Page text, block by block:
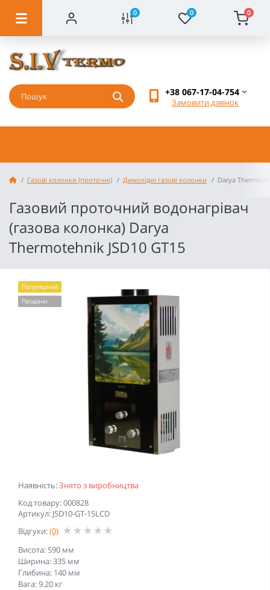
0 0 0
+38 067-17-04-754
Замовити дзвінок
Газові колонки (проточні) Димохідні газові колонки Darya
Газовий проточний водонагрівач
(газова колонка) Darya
Thermotehnik JSD10 GT15
Наявність:Знято з виробництва
Код товару: 000828
Артикул: JSD10-GT-15LCD
Відгуки:(0)
Висота: 590 мм
Ширина: 335 мм
Глибина: 140 мм
Вага: 9.20 кг
Популярний
Продано